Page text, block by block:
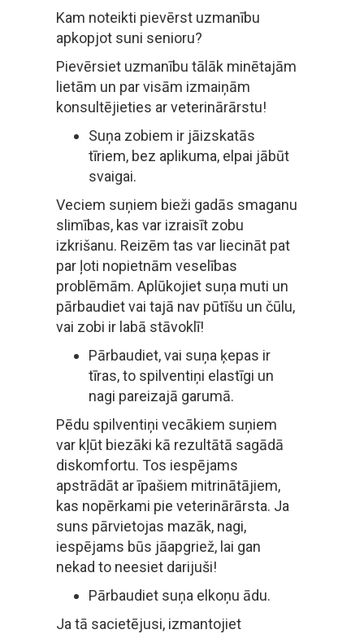
Kam noteikti pievērst uzmanību
apkopjot suni senioru?
Pievērsiet uzmanību tālāk minētajām
lietām un par visām izmaiņām
konsultējieties ar veterinārārstu!
Suņa zobiem ir jāizskatās
tīriem, bez aplikuma, elpai jābūt
svaigai.
Veciem suņiem bieži gadās smaganu
slimības, kas var izraisīt zobu
izkrišanu. Reizēm tas var liecināt pat
par ļoti nopietnām veselības
problēmām. Aplūkojiet suņa muti un
pārbaudiet vai tajā nav pūtīšu un čūlu,
vai zobi ir labā stāvoklī!
Pārbaudiet, vai suņa ķepas ir
tīras, to spilventiņi elastīgi un
nagi pareizajā garumā.
Pēdu spilventiņi vecākiem suņiem
var kļūt biezāki kā rezultātā sagādā
diskomfortu. Tos iespējams
apstrādāt ar īpašiem mitrinātājiem,
kas nopērkami pie veterinārārsta. Ja
suns pārvietojas mazāk, nagi,
iespējams būs jāapgriež, lai gan
nekad to neesiet darijuši!
Pārbaudiet suņa elkoņu ādu.
Ja tā sacietējusi, izmantojiet